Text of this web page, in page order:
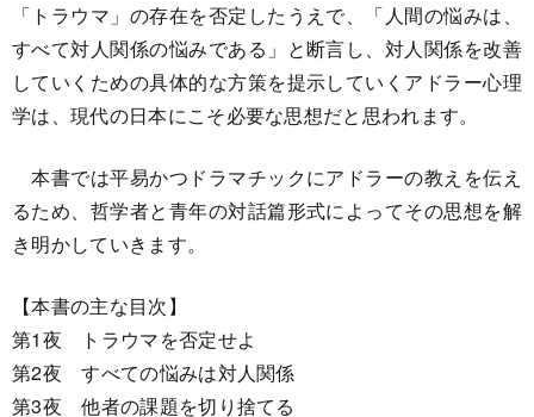
「トラウマ」の存在を否定したうえで、「人間の悩みは、
すべて対人関係の悩みである」と断言し、対人関係を改善
していくための具体的な方策を提示していくアドラー心理
学は、現代の日本にこそ必要な思想だと思われます。
本書では平易かつドラマチックにアドラーの教えを伝え
るため、哲学者と青年の対話篇形式によってその思想を解
き明かしていきます。
【本書の主な目次】
第1夜 トラウマを否定せよ
第2夜 すべての悩みは対人関係
第3夜 他者の課題を切り捨てる